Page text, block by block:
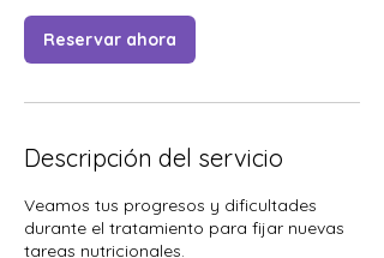
m
i
n
Reservar ahora
Descripción del servicio
Veamos tus progresos y dificultades
durante el tratamiento para fijar nuevas
tareas nutricionales.